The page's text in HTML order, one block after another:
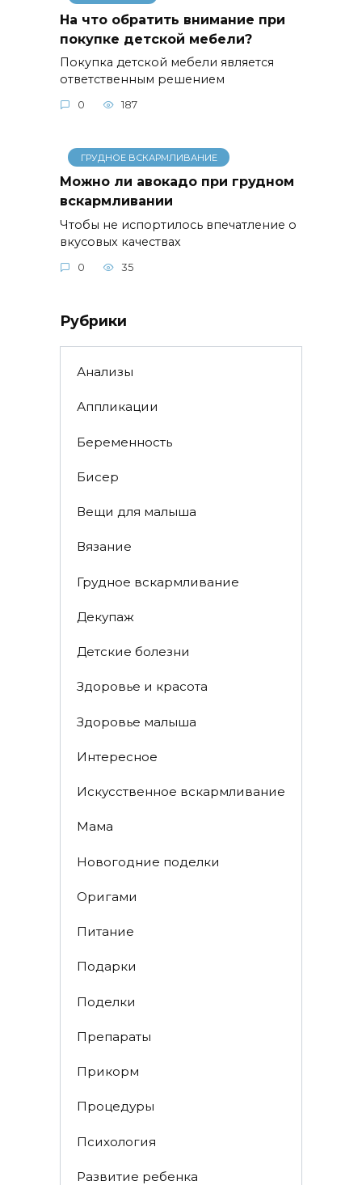
На что обратить внимание при
покупке детской мебели?
Покупка детской мебели является
ответственным решением
0 187
ГРУДНОЕ ВСКАРМЛИВАНИЕ
Можно ли авокадо при грудном
вскармливании
Чтобы не испортилось впечатление о
вкусовых качествах
0 35
Рубрики
Анализы
Аппликации
Беременность
Бисер
Вещи для малыша
Вязание
Грудное вскармливание
Декупаж
Детские болезни
Здоровье и красота
Здоровье малыша
Интересное
Искусственное вскармливание
Мама
Новогодние поделки
Оригами
Питание
Подарки
Поделки
Препараты
Прикорм
Процедуры
Психология
Развитие ребенка